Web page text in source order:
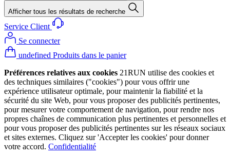
Afficher tous les résultats de recherche
Service Client
Se connecter
undefined Produits dans le panier
Préférences relatives aux cookies 21RUN utilise des cookies et
des techniques similaires ("cookies") pour vous offrir une
expérience utilisateur optimale, pour maintenir la fiabilité et la
sécurité du site Web, pour vous proposer des publicités pertinentes,
pour mesurer votre comportement de navigation, pour rendre nos
propres chaînes de communication plus pertinentes et personnelles et
pour vous proposer des publicités pertinentes sur les réseaux sociaux
et sites externes. Cliquez sur 'Accepter les cookies' pour donner
votre accord. Confidentialité